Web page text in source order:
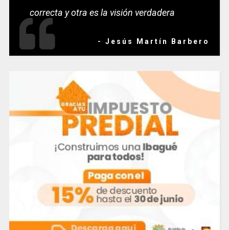
correcta y otra es la visión verdadera
- Jesús Martín Barbero